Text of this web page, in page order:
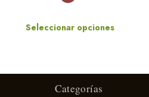
Seleccionar opciones
variantes.
Categorías